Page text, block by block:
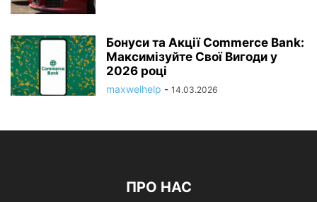
Бонуси та Акції Commerce Bank:
Максимізуйте Свої Вигоди у
2026 році
maxwelhelp - 14.03.2026
ПРО НАС